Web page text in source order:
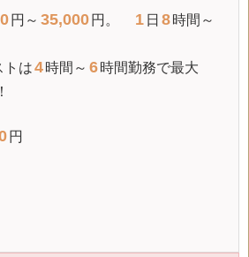
円～ 35,000 円。 1 日 8時間～
トは4時間～ 6時間勤務で最大
円